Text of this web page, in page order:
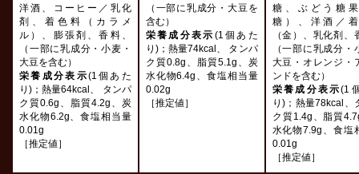
洋酒、コーヒー／乳化
剤、着色料（カラメ
ル）、膨張剤、香料、
（一部に乳成分・小麦・
大豆を含む）
栄養成分表示(1個あた
り)；熱量64kcal、 タンパ
ク質0.6g、脂質4.2g、炭
水化物6.2g、食塩相当量
0.01g
［推定値］
（一部に乳成分・大豆を
含む）
栄養成分表示 (1個あた
り)；熱量74kcal、 タンパ
ク質0.8g、脂質5.1g、炭
水化物6.4g、食塩相当量
0.02g
［推定値］
糖、ぶどう糖
糖）、洋酒／
（金）、乳化剤、
（一部に乳成分・
大豆・オレンジ・
ンドを含む）
栄養成分表示(1
り)；熱量78kcal、
ク質1.4g、脂質
水化物7.9g、食塩
0.01g
［推定値］